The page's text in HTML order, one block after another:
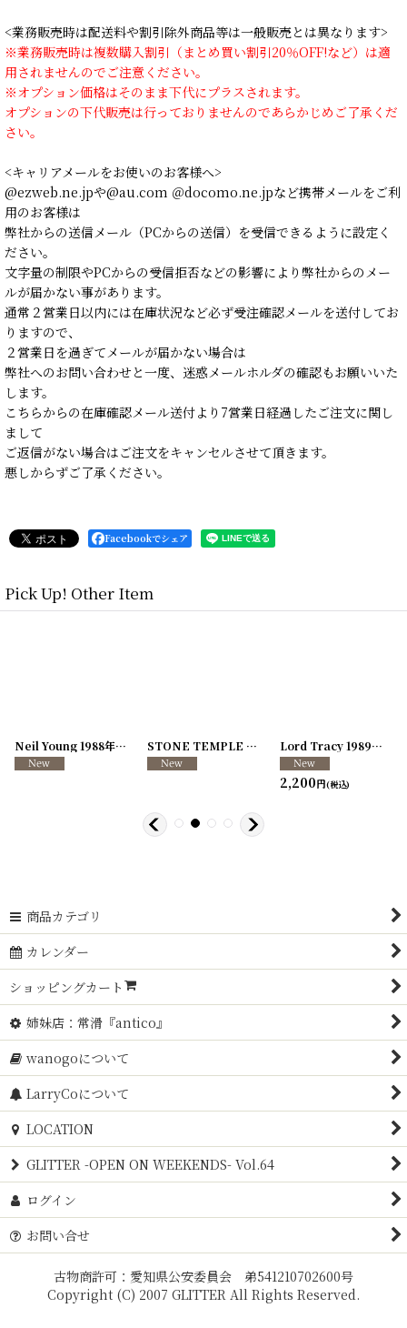
<業務販売時は配送料や割引除外商品等は一般販売とは異なります>
※業務販売時は複数購入割引（まとめ買い割引20％OFF!など）は適
用されませんのでご注意ください。
※オプション価格はそのまま下代にプラスされます。
オプションの下代販売は行っておりませんのであらかじめご了承くだ
さい。
<キャリアメールをお使いのお客様へ>
@ezweb.ne.jpや@au.com ＠docomo.ne.jpなど携帯メールをご利
用のお客様は
弊社からの送信メール（PCからの送信）を受信できるように設定く
ださい。
文字量の制限やPCからの受信拒否などの影響により弊社からのメー
ルが届かない事があります。
通常２営業日以内には在庫状況など必ず受注確認メールを送付してお
りますので、
２営業日を過ぎてメールが届かない場合は
弊社へのお問い合わせと一度、迷惑メールホルダの確認もお願いいた
します。
こちらからの在庫確認メール送付より7営業日経過したご注文に関し
まして
ご返信がない場合はご注文をキャンセルさせて頂きます。
悪しからずご了承ください。
Facebookでシェア
Pick Up! Other Item
[250726-04] [250726-31
Neil Young 1988年 This Note's For You Tour 250117-70]
STONE TEMPLE PILOTS 1996-1997年 TOUR96/97 Lord Tracy 1989年 Deaf Gods of Babylon Tour
2,200円(税込)
商品カテゴリ
カレンダー
ショッピングカート
姉妹店：常滑『antico』
wanogoについて
LarryCoについて
LOCATION
GLITTER -OPEN ON WEEKENDS- Vol.64
ログイン
お問い合せ
古物商許可：愛知県公安委員会 弟541210702600号
Copyright (C) 2007 GLITTER All Rights Reserved.